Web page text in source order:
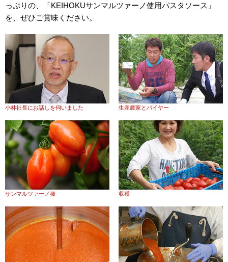
っぷりの、「KEIHOKUサンマルツァーノ使用パスタソース」
を、ぜひご賞味ください。
小林社長にお話しを伺いました 生産農家とバイヤー
サンマルツァーノ種 収穫